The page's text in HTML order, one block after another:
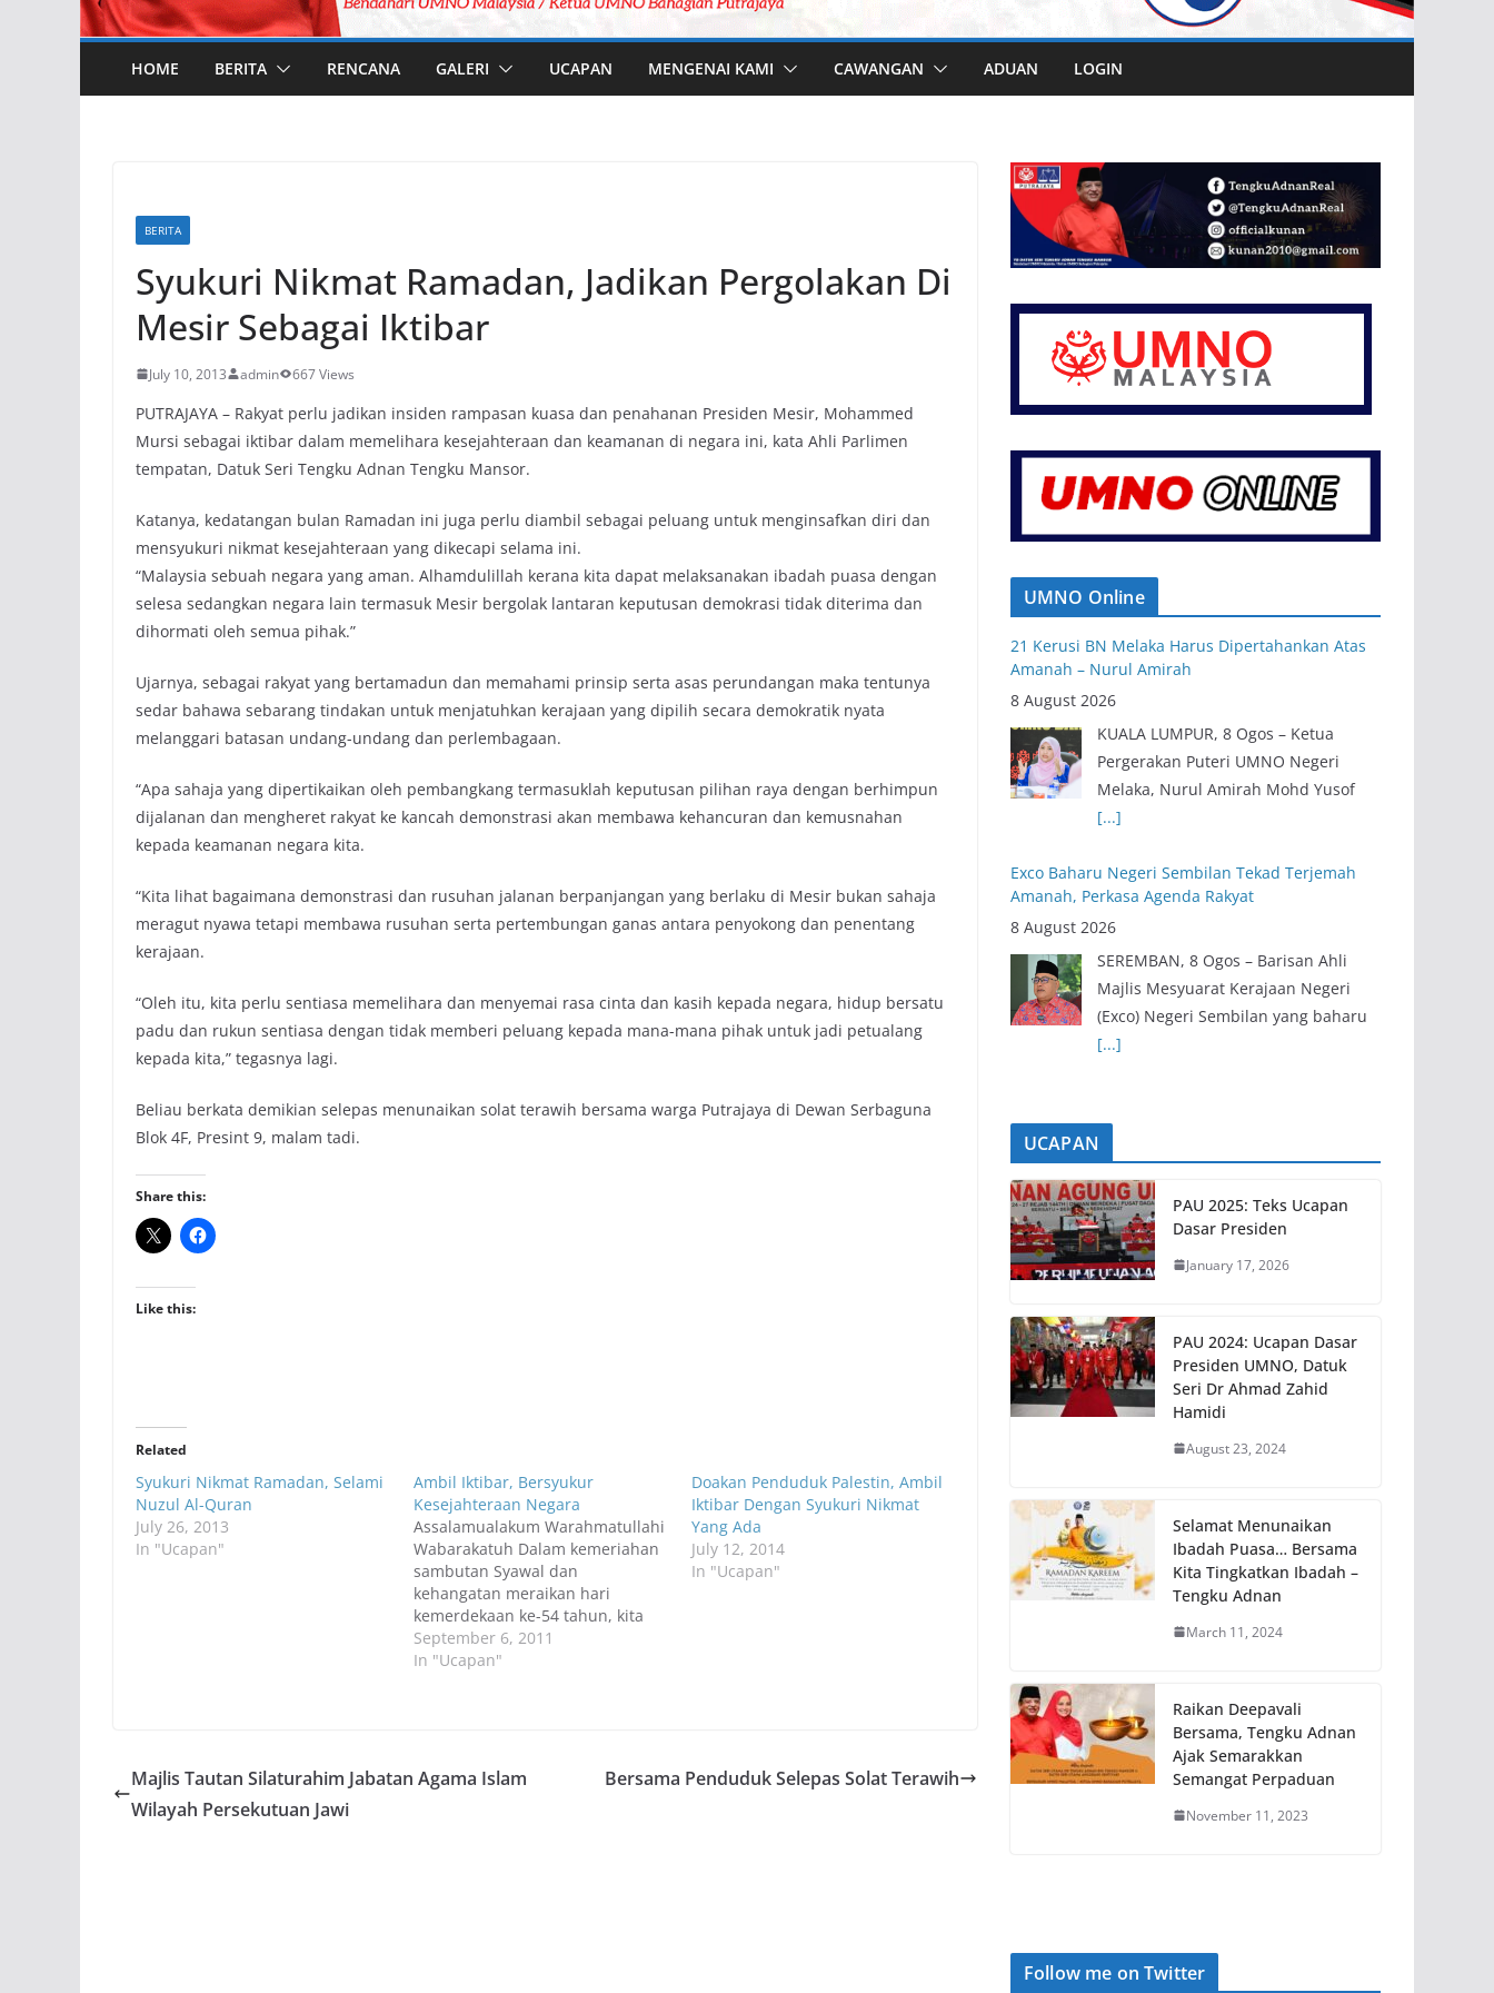
HOME BERITA RENCANA GALERI UCAPAN MENGENAI KAMI CAWANGAN ADUAN LOGIN
BERITA
Syukuri Nikmat Ramadan, Jadikan Pergolakan Di
Mesir Sebagai Iktibar
July 10, 2013 admin 667 Views
PUTRAJAYA – Rakyat perlu jadikan insiden rampasan kuasa dan penahanan Presiden Mesir, Mohammed
Mursi sebagai iktibar dalam memelihara kesejahteraan dan keamanan di negara ini, kata Ahli Parlimen
tempatan, Datuk Seri Tengku Adnan Tengku Mansor.
Katanya, kedatangan bulan Ramadan ini juga perlu diambil sebagai peluang untuk menginsafkan diri dan
mensyukuri nikmat kesejahteraan yang dikecapi selama ini.
“Malaysia sebuah negara yang aman. Alhamdulillah kerana kita dapat melaksanakan ibadah puasa dengan
selesa sedangkan negara lain termasuk Mesir bergolak lantaran keputusan demokrasi tidak diterima dan
dihormati oleh semua pihak.”
Ujarnya, sebagai rakyat yang bertamadun dan memahami prinsip serta asas perundangan maka tentunya
sedar bahawa sebarang tindakan untuk menjatuhkan kerajaan yang dipilih secara demokratik nyata
melanggari batasan undang-undang dan perlembagaan.
“Apa sahaja yang dipertikaikan oleh pembangkang termasuklah keputusan pilihan raya dengan berhimpun
dijalanan dan mengheret rakyat ke kancah demonstrasi akan membawa kehancuran dan kemusnahan
kepada keamanan negara kita.
“Kita lihat bagaimana demonstrasi dan rusuhan jalanan berpanjangan yang berlaku di Mesir bukan sahaja
meragut nyawa tetapi membawa rusuhan serta pertembungan ganas antara penyokong dan penentang
kerajaan.
“Oleh itu, kita perlu sentiasa memelihara dan menyemai rasa cinta dan kasih kepada negara, hidup bersatu
padu dan rukun sentiasa dengan tidak memberi peluang kepada mana-mana pihak untuk jadi petualang
kepada kita,” tegasnya lagi.
Beliau berkata demikian selepas menunaikan solat terawih bersama warga Putrajaya di Dewan Serbaguna
Blok 4F, Presint 9, malam tadi.
Share this:
Like this:
Related
Syukuri Nikmat Ramadan, Selami
Nuzul Al-Quran
July 26, 2013
In "Ucapan"
Ambil Iktibar, Bersyukur
Kesejahteraan Negara
Assalamualakum Warahmatullahi
Wabarakatuh Dalam kemeriahan
sambutan Syawal dan
kehangatan meraikan hari
kemerdekaan ke-54 tahun, kita
dikejutkan dengan kematian
sahabat kita yang terkorban
terkena tembakan peluru sesat di
Mogadishu. Dengan kesyahduan
September 6, 2011
In "Ucapan"
Doakan Penduduk Palestin, Ambil
Iktibar Dengan Syukuri Nikmat
Yang Ada
July 12, 2014
In "Ucapan"
Majlis Tautan Silaturahim Jabatan Agama Islam
Wilayah Persekutuan Jawi
Bersama Penduduk Selepas Solat Terawih
UMNO Online
21 Kerusi BN Melaka Harus Dipertahankan Atas
Amanah – Nurul Amirah
8 August 2026
KUALA LUMPUR, 8 Ogos – Ketua
Pergerakan Puteri UMNO Negeri
Melaka, Nurul Amirah Mohd Yusof
[...]
Exco Baharu Negeri Sembilan Tekad Terjemah
Amanah, Perkasa Agenda Rakyat
8 August 2026
SEREMBAN, 8 Ogos – Barisan Ahli
Majlis Mesyuarat Kerajaan Negeri
(Exco) Negeri Sembilan yang baharu
[...]
UCAPAN
PAU 2025: Teks Ucapan
Dasar Presiden
January 17, 2026
PAU 2024: Ucapan Dasar
Presiden UMNO, Datuk
Seri Dr Ahmad Zahid
Hamidi
August 23, 2024
Selamat Menunaikan
Ibadah Puasa… Bersama
Kita Tingkatkan Ibadah –
Tengku Adnan
March 11, 2024
Raikan Deepavali
Bersama, Tengku Adnan
Ajak Semarakkan
Semangat Perpaduan
November 11, 2023
Follow me on Twitter